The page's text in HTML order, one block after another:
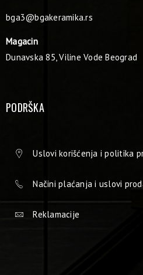
bga3@bgakeramika.rs
Magacin
Dunavska 85, Viline Vode Beograd
PODRŠKA
Uslovi korišćenja i politika
Načini plaćanja i uslovi
Reklamacije